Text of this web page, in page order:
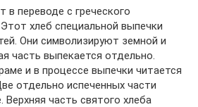
в переводе с греческого
хлеб специальной выпечки
Они символизируют земной и
часть выпекается отдельно.
и в процессе выпечки читается
отдельно испеченных части
часть святого хлеба